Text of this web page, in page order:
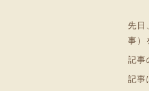
先日
事）
記事
記事